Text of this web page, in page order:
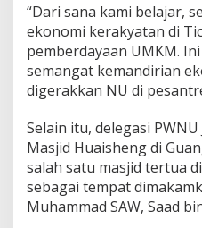
“Dari sana kami belajar,
ekonomi kerakyatan di
pemberdayaan UMKM.
semangat kemandirian
digerakkan NU di
Selain itu, delegasi
Masjid Huaisheng di
salah satu masjid tertua
sebagai tempat
Muhammad SAW, Saad